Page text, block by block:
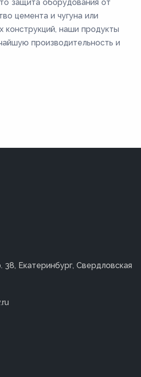
защита оборудования от
цемента и чугуна или
конструкций, наши продукты
производительность и
38, Екатеринбург, Свердловская